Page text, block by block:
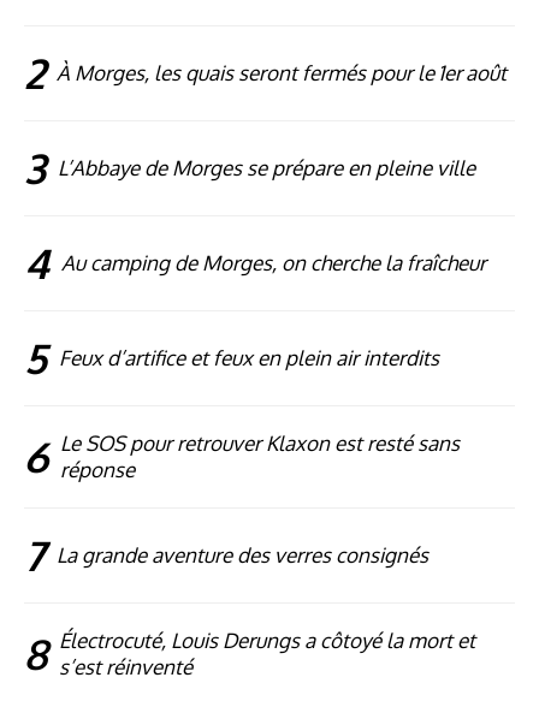
2 À Morges, les quais seront fermés pour le 1er août
3 L’Abbaye de Morges se prépare en pleine ville
4 Au camping de Morges, on cherche la fraîcheur
5 Feux d’artifice et feux en plein air interdits
6 Le SOS pour retrouver Klaxon est resté sans
réponse
7 La grande aventure des verres consignés
8 Électrocuté, Louis Derungs a côtoyé la mort et
s’est réinventé